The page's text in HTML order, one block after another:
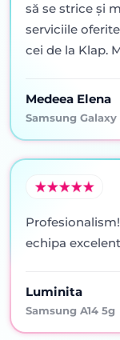
să se strice şi
serviciile
cei de la Klap.
Medeea Elena
Samsung Galaxy
echipa
Luminita
Samsung A14 5g